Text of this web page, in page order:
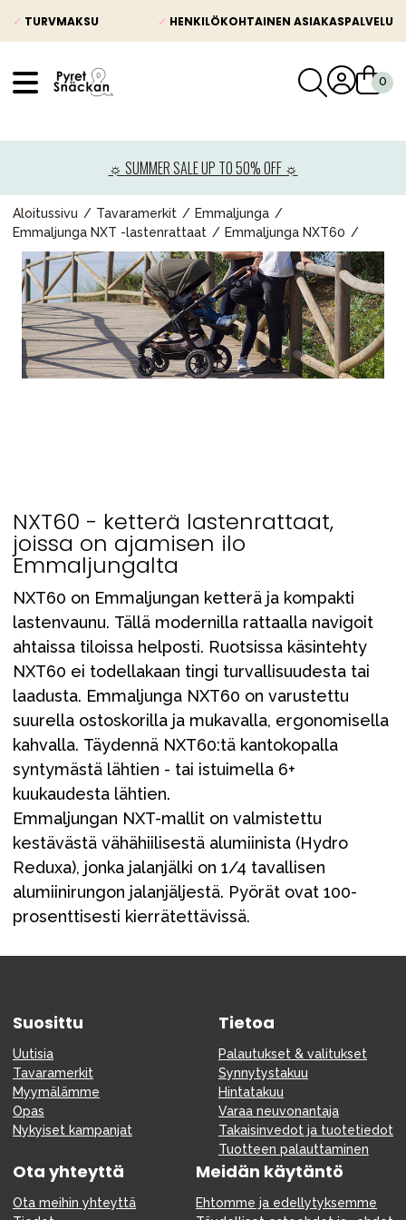
✓ TURVMAKSU ✓ HENKILÖKOHTAINEN ASIAKASPALVELU
☼ SUMMER SALE UP TO 50% OFF ☼
Aloitussivu Tavaramerkit
Emmaljunga
Emmaljunga NXT -lastenrattaat
Emmaljunga NXT60
NXT60 - ketterä lastenrattaat,
joissa on ajamisen ilo
Emmaljungalta
NXT60 on Emmaljungan ketterä ja kompakti
lastenvaunu. Tällä modernilla rattaalla navigoit
ahtaissa tiloissa helposti. Ruotsissa käsintehty
NXT60 ei todellakaan tingi turvallisuudesta tai
laadusta. Emmaljunga NXT60 on varustettu
suurella ostoskorilla ja mukavalla, ergonomisella
kahvalla. Täydennä NXT60:tä kantokopalla
syntymästä lähtien - tai istuimella 6+
kuukaudesta lähtien.
Emmaljungan NXT-mallit on valmistettu
kestävästä vähähiilisestä alumiinista (Hydro
Reduxa), jonka jalanjälki on 1/4 tavallisen
alumiinirungon jalanjäljestä. Pyörät ovat 100-
prosenttisesti kierrätettävissä.
Suosittu
Uutisia
Tavaramerkit
Myymälämme
Opas
Nykyiset kampanjat
Tietoa
Palautukset & valitukset
Synnytystakuu
Hintatakuu
Varaa neuvonantaja
Takaisinvedot ja tuotetiedot
Tuotteen palauttaminen
Ota yhteyttä
Ota meihin yhteyttä
Meidän käytäntö
Ehtomme ja edellytyksemme
Lastenvaunut
Lasten turvaistuimet
Vauvan paketti
Lapsi & vauva
Lelut ja pelit
Äiti & Isä
Huonekalut & vuodevaatteet
Lahjavinkkejä
Suosikit
Tavaramerkit
Aurinko ja uinti Outlet
Opas
Ota meihin yhteyttä osoitteessa
Myymälämme